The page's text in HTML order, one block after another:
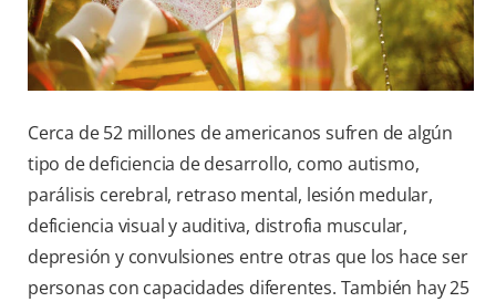
DÓNDE COMPRAR
PE (ES)
Cerca de 52 millones de americanos sufren de algún
tipo de deficiencia de desarrollo, como autismo,
parálisis cerebral, retraso mental, lesión medular,
deficiencia visual y auditiva, distrofia muscular,
depresión y convulsiones entre otras que los hace ser
personas con capacidades diferentes. También hay 25